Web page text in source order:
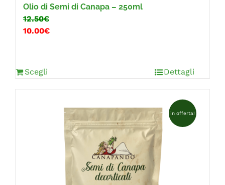
Olio di Semi di Canapa – 250ml
12.50€
10.00€
Scegli Dettagli
in offerta!